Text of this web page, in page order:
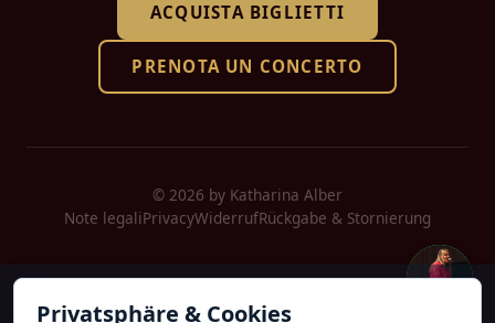
ACQUISTA BIGLIETTI
PRENOTA UN CONCERTO
© 2026 by Katharina Alber
Note legaliPrivacyWiderrufRückgabe & Stornierung
Privatsphäre & Cookies
Datenschutzbestimmungen undNutzungsbedingungen